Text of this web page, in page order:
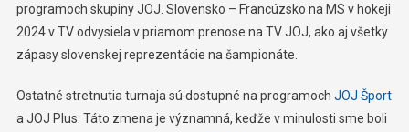
programoch skupiny JOJ. Slovensko – Francúzsko na MS v hokeji
2024 v TV odvysiela v priamom prenose na TV JOJ, ako aj všetky
zápasy slovenskej reprezentácie na šampionáte.
Ostatné stretnutia turnaja sú dostupné na programoch JOJ Šport
a JOJ Plus. Táto zmena je významná, keďže v minulosti sme boli